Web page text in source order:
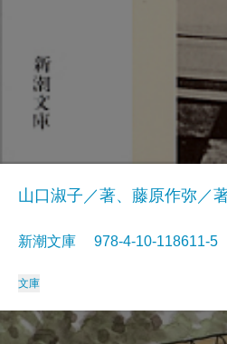
山口淑子／著、藤原作弥／
新潮文庫 978-4-10-118611-
文庫